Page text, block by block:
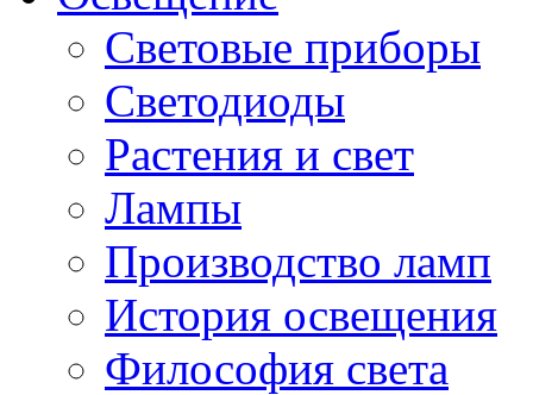
Световые приборы
Светодиоды
Растения и свет
Лампы
Производство ламп
История освещения
Философия света